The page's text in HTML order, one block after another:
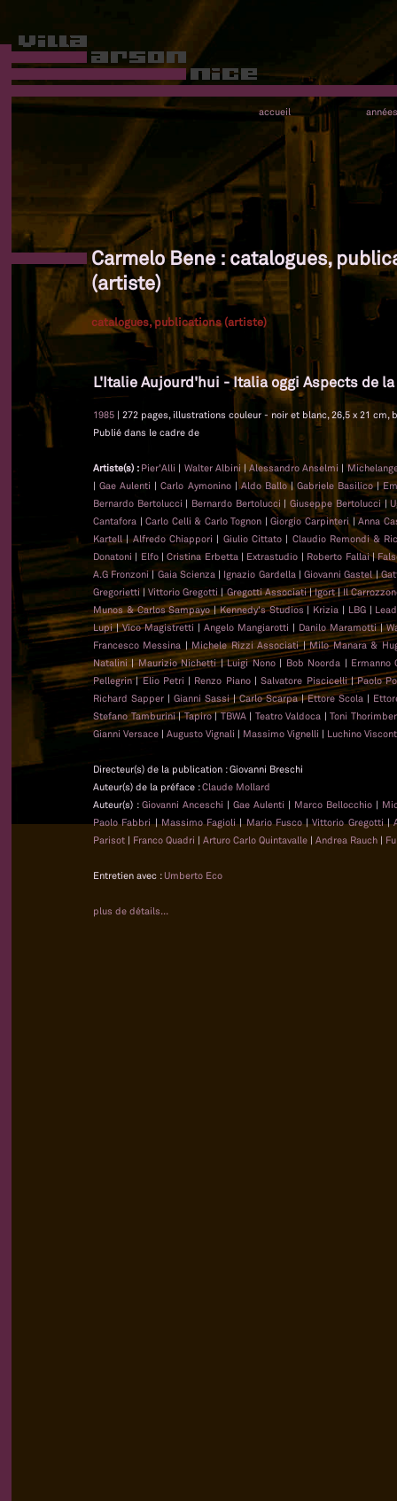
accueil années
Carmelo Bene : catalogues,
(artiste)
catalogues, publications (artiste)
L'Italie Aujourd'hui - Italia oggi Aspects de
1985 | 272 pages, illustrations couleur - noir et blanc, 26,5 x 21 cm,
Publié dans le cadre de
Artiste(s) : Pier'Alli | Walter Albini |Alessandro Anselmi |
|Gae Aulenti |Carlo Aymonino|Aldo Ballo|Gabriele Basilico|
Bernardo Bertolucci | Bernardo Bertolucci |Giuseppe Bertolucci |
Cantafora |Carlo Celli & Carlo Tognon |Giorgio Carpinteri |Anna
Kartell|Alfredo Chiappori | Giulio Cittato| Claudio Remondi &
Donatoni | Elfo|Cristina Erbetta | Extrastudio | Roberto Fallai|
A.G Fronzoni|Gaia Scienza | Ignazio Gardella |Giovanni Gastel|
Gregorietti |Vittorio Gregotti |Gregotti Associati|Igort|Il
Munos & Carlos Sampayo|Kennedy's Studios| Krizia | LBG|
Lupi|Vico Magistretti | Angelo Mangiarotti | Danilo Maramotti|
Francesco Messina | Michele Rizzi Associati|Milo Manara &
Natalini|Maurizio Nichetti|Luigi Nono| Bob Noorda | Ermanno
Pellegrin|Elio Petri | Renzo Piano|Salvatore Piscicelli|Paolo
Richard Sapper| Gianni Sassi|Carlo Scarpa|Ettore Scola |
Stefano Tamburini|Tapiro|TBWA| Teatro Valdoca | Toni
Gianni Versace | Augusto Vignali | Massimo Vignelli | Luchino
Directeur(s) de la publication : Giovanni Breschi
Auteur(s) de la préface :Claude Mollard
Auteur(s) : Giovanni Anceschi | Gae Aulenti | Marco Bellocchio |
Paolo Fabbri|Massimo Fagioli|Mario Fusco|Vittorio Gregotti|
Parisot | Franco Quadri | Arturo Carlo Quintavalle | Andrea Rauch |
Entretien avec : Umberto Eco
plus de détails...